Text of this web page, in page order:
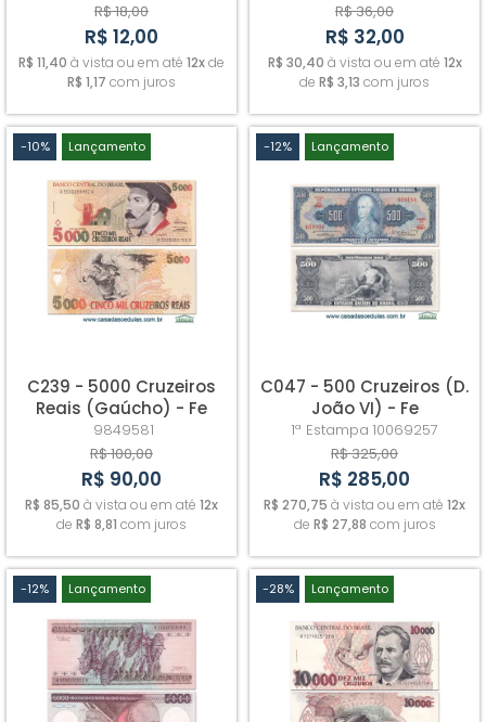
R$ 18,00
R$ 12,00
R$ 11,40 à vista ou em até 12xde
R$ 1,17 com juros
R$ 36,00
R$ 32,00
R$ 30,40 à vista ou em até 12x
de R$ 3,13 com juros
-10% Lançamento
C239 - 5000 Cruzeiros
Reais (Gaúcho) - Fe
9849581
R$ 100,00
R$ 90,00
R$ 85,50 à vista ou em até 12x
de R$ 8,81 com juros
-12% Lançamento
C047 - 500 Cruzeiros (D.
João VI) - Fe
1ª Estampa 10069257
R$ 325,00
R$ 285,00
R$ 270,75 à vista ou em até 12x
de R$ 27,88 com juros
-12% Lançamento -28% Lançamento